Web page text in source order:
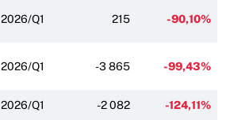
2026/Q1 215 -90,10%
2026/Q1 -3 865 -99,43%
2026/Q1 -2 082 -124,11%